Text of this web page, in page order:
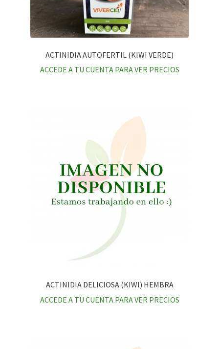
ACTINIDIA AUTOFERTIL (KIWI VERDE)
ACCEDE A TU CUENTA PARA VER PRECIOS
ACTINIDIA DELICIOSA (KIWI) HEMBRA
ACCEDE A TU CUENTA PARA VER PRECIOS